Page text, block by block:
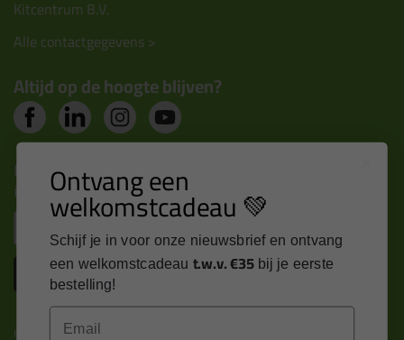
Kitcentrum B.V.
Alle contactgegevens >
Altijd op de hoogte blijven?
Nieuws, tips en exclusieve deals rechtstreeks in je
inbox
Email
Inschrijven
Kitcentrum is trots op:
Ontvang een
welkomstcadeau 💚
Schijf je in voor onze nieuwsbrief en ontvang
een welkomstcadeau t.w.v. €35 bij je eerste
bestelling!
Email